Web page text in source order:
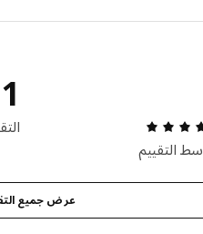
التقييم
1
عرض جميع